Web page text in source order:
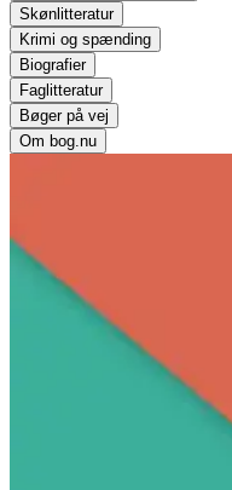
Skønlitteratur
Krimi og spænding
Biografier
Faglitteratur
Bøger på vej
Om bog.nu